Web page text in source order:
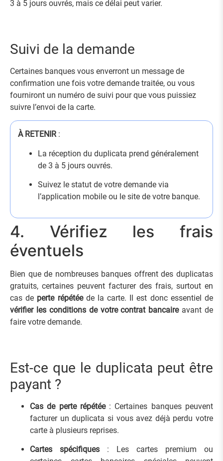
3 à 5 jours ouvrés, mais ce délai peut varier.
Suivi de la demande
Certaines banques vous enverront un message de
confirmation une fois votre demande traitée, ou vous
fourniront un numéro de suivi pour que vous puissiez
suivre l’envoi de la carte.
À RETENIR:
La réception du duplicata prend généralement
de 3 à 5 jours ouvrés.
Suivez le statut de votre demande via
l’application mobile ou le site de votre banque.
4. Vérifiez les frais
éventuels
Bien que de nombreuses banques offrent des duplicatas
gratuits, certaines peuvent facturer des frais, surtout en
cas de perte répétéede la carte. Il est donc essentiel de
vérifier les conditions de votre contrat bancaireavant de
faire votre demande.
Est-ce que le duplicata peut être
payant ?
Cas de perte répétée: Certaines banques peuvent
facturer un duplicata si vous avez déjà perdu votre
carte à plusieurs reprises.
Cartes spécifiques : Les cartes premium ou